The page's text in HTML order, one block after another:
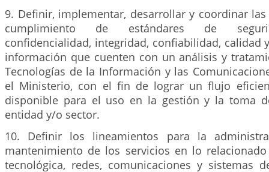
9. Definir, implementar, desarrollar y coordinar
cumplimiento de estándares de
confidencialidad, integridad, confiabilidad, calidad
información que cuenten con un análisis y
Tecnologías de la Información y las
el Ministerio, con el fin de lograr un flujo
disponible para el uso en la gestión y la toma
entidad y/o sector.
10. Definir los lineamientos para la
mantenimiento de los servicios en lo
tecnológica, redes, comunicaciones y sistemas